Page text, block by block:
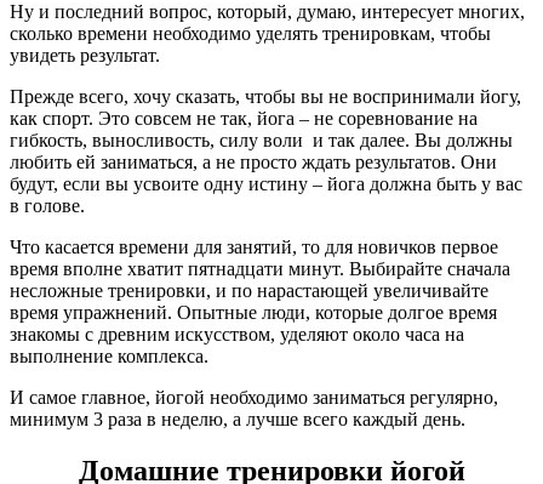
Ну и последний вопрос, который, думаю, интересует многих,
сколько времени необходимо уделять тренировкам, чтобы
увидеть результат.
Прежде всего, хочу сказать, чтобы вы не воспринимали йогу,
как спорт. Это совсем не так, йога – не соревнование на
гибкость, выносливость, силу воли и так далее. Вы должны
любить ей заниматься, а не просто ждать результатов. Они
будут, если вы усвоите одну истину – йога должна быть у вас
в голове.
Что касается времени для занятий, то для новичков первое
время вполне хватит пятнадцати минут. Выбирайте сначала
несложные тренировки, и по нарастающей увеличивайте
время упражнений. Опытные люди, которые долгое время
знакомы с древним искусством, уделяют около часа на
выполнение комплекса.
И самое главное, йогой необходимо заниматься регулярно,
минимум 3 раза в неделю, а лучше всего каждый день.
Домашние тренировки йогой